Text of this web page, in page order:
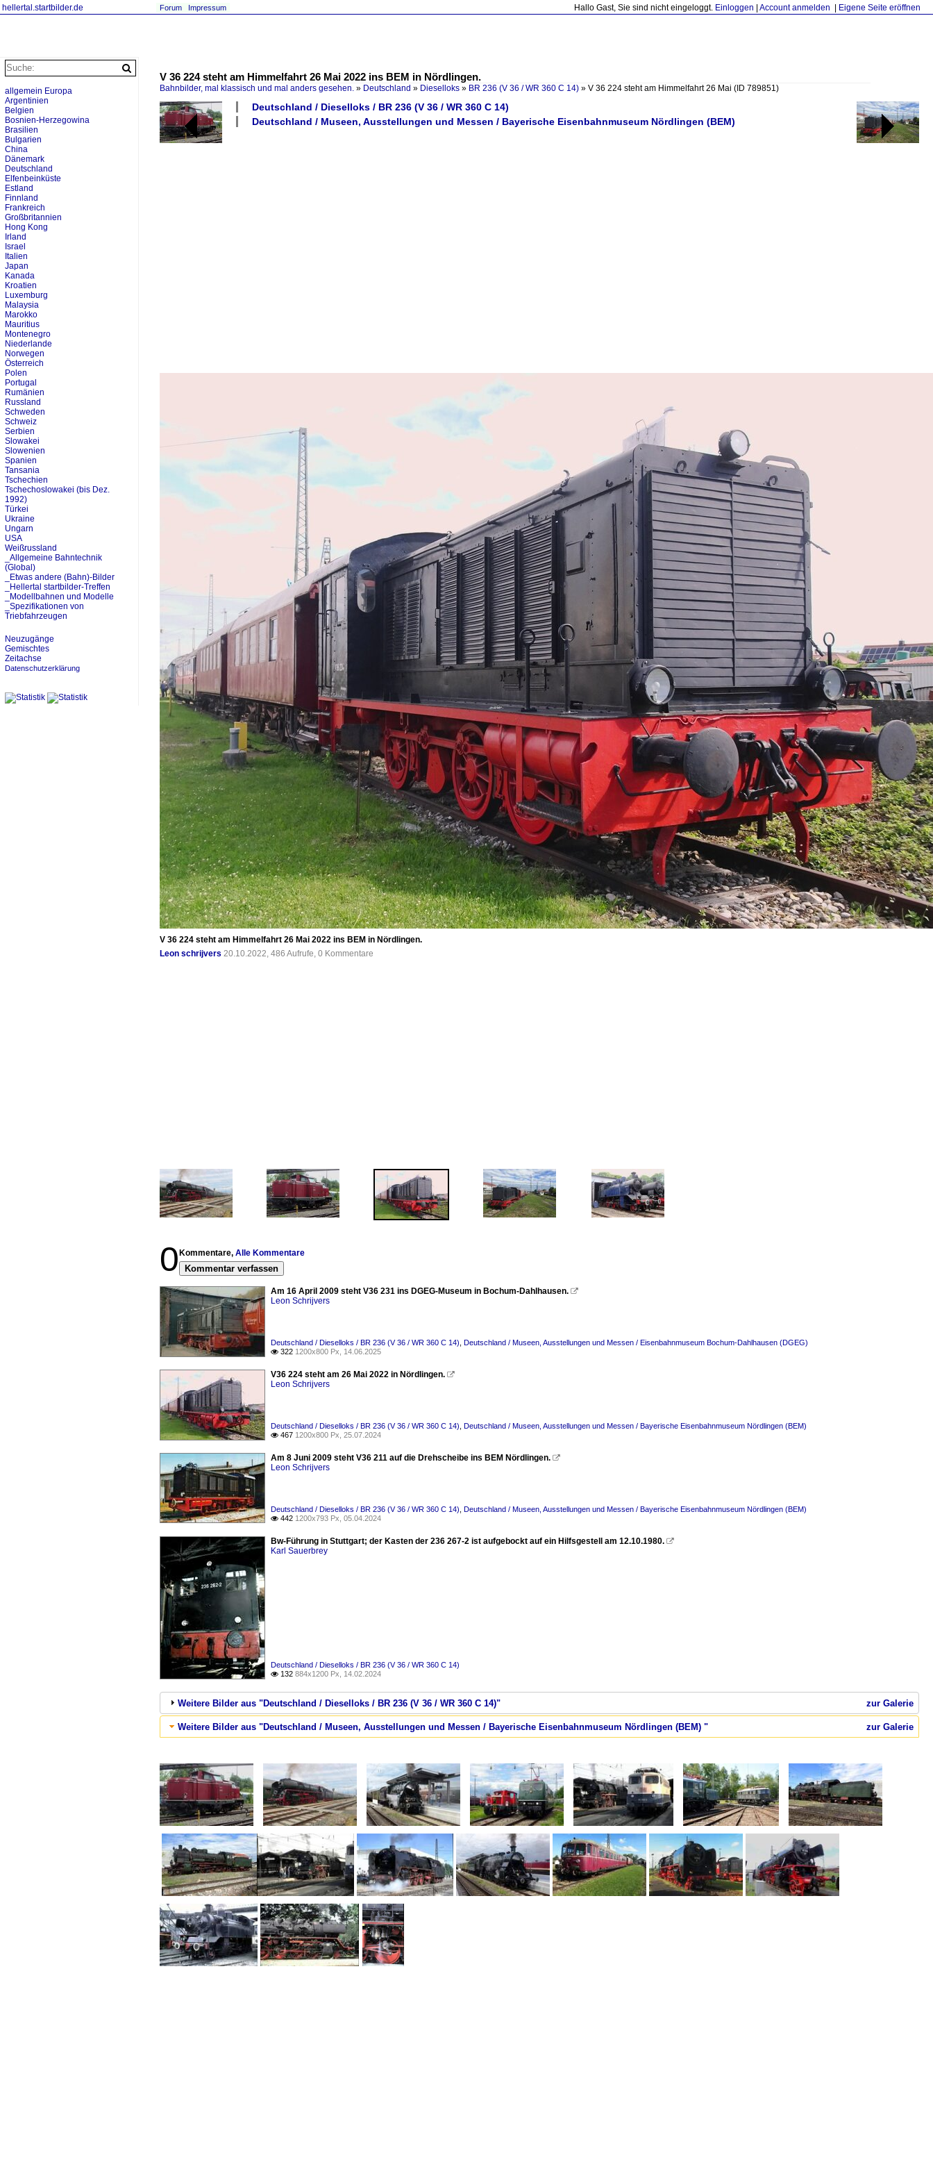
hellertal.startbilder.de Hallo Gast, Sie sind nicht eingeloggt. Einloggen Account anmelden Eigene Seite eröffnen
Forum Impressum
V 36 224 steht am Himmelfahrt 26 Mai 2022 ins BEM in Nördlingen.
Bahnbilder, mal klassisch und mal anders gesehen. » Deutschland » Dieselloks » BR 236 (V 36 / WR 360 C 14) » V 36 224 steht am Himmelfahrt 26 Mai (ID 789851)
Deutschland / Dieselloks / BR 236 (V 36 / WR 360 C 14)
Deutschland / Museen, Ausstellungen und Messen / Bayerische Eisenbahnmuseum Nördlingen (BEM)
V 36 224 steht am Himmelfahrt 26 Mai 2022 ins BEM in Nördlingen.
Leon schrijvers 20.10.2022, 486 Aufrufe, 0 Kommentare
0 Kommentare, Alle Kommentare
Kommentar verfassen
Am 16 April 2009 steht V36 231 ins DGEG-Museum in Bochum-Dahlhausen. 
Leon Schrijvers
Deutschland / Dieselloks / BR 236 (V 36 / WR 360 C 14) Deutschland / Museen, Ausstellungen und Messen / Eisenbahnmuseum Bochum-Dahlhausen (DGEG)
 322 1200x800 Px, 14.06.2025
V36 224 steht am 26 Mai 2022 in Nördlingen. 
Leon Schrijvers
Deutschland / Dieselloks / BR 236 (V 36 / WR 360 C 14) Deutschland / Museen, Ausstellungen und Messen / Bayerische Eisenbahnmuseum Nördlingen (BEM)
 467 1200x800 Px, 25.07.2024
Am 8 Juni 2009 steht V36 211 auf die Drehscheibe ins BEM Nördlingen. 
Leon Schrijvers
Deutschland / Dieselloks / BR 236 (V 36 / WR 360 C 14) Deutschland / Museen, Ausstellungen und Messen / Bayerische Eisenbahnmuseum Nördlingen (BEM)
 442 1200x793 Px, 05.04.2024
Bw-Führung in Stuttgart; der Kasten der 236 267-2 ist aufgebockt auf ein Hilfsgestell am 12.10.1980. 
Karl Sauerbrey
Deutschland / Dieselloks / BR 236 (V 36 / WR 360 C 14)
 132 884x1200 Px, 14.02.2024
zur Galerie
Weitere Bilder aus "Deutschland / Dieselloks / BR 236 (V 36 / WR 360 C 14)"
zur Galerie
Weitere Bilder aus "Deutschland / Museen, Ausstellungen und Messen / Bayerische Eisenbahnmuseum Nördlingen (BEM) "
allgemein Europa
Argentinien
Belgien
Bosnien-Herzegowina
Brasilien
Bulgarien
China
Dänemark
Deutschland
Elfenbeinküste
Estland
Finnland
Frankreich
Großbritannien
Hong Kong
Irland
Israel
Italien
Japan
Kanada
Kroatien
Luxemburg
Malaysia
Marokko
Mauritius
Montenegro
Niederlande
Norwegen
Österreich
Polen
Portugal
Rumänien
Russland
Schweden
Schweiz
Serbien
Slowakei
Slowenien
Spanien
Tansania
Tschechien
Tschechoslowakei (bis Dez.
1992)
Türkei
Ukraine
Ungarn
USA
Weißrussland
_Allgemeine Bahntechnik
(Global)
_Etwas andere (Bahn)-Bilder
_Hellertal startbilder-Treffen
_Modellbahnen und Modelle
_Spezifikationen von
Triebfahrzeugen
Neuzugänge
Gemischtes
Zeitachse
Datenschutzerklärung